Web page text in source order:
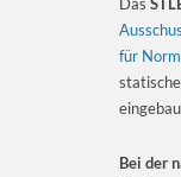
für
Bei der